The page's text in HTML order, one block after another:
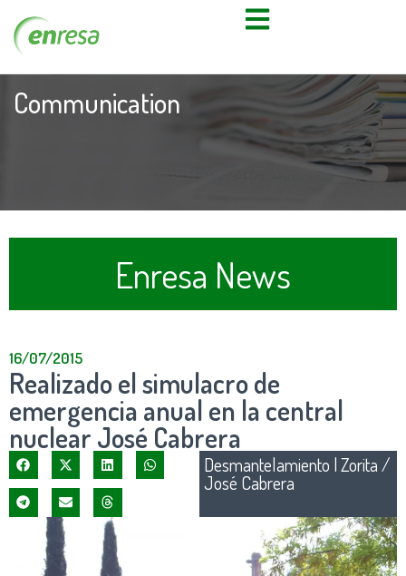
Communication
Enresa News
16/07/2015
Realizado el simulacro de
emergencia anual en la central
nuclear José Cabrera
Desmantelamiento |Zorita /
José Cabrera